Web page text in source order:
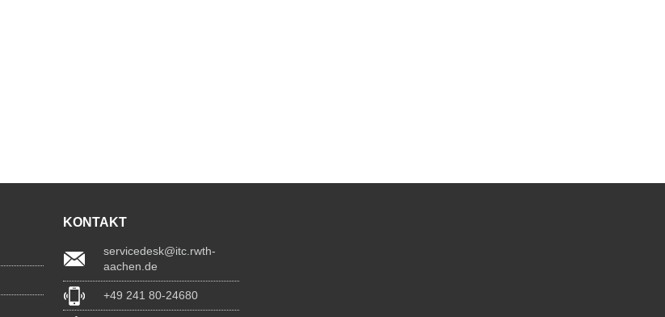
KONTAKT
servicedesk@itc.rwth-
aachen.de
+49 241 80-24680